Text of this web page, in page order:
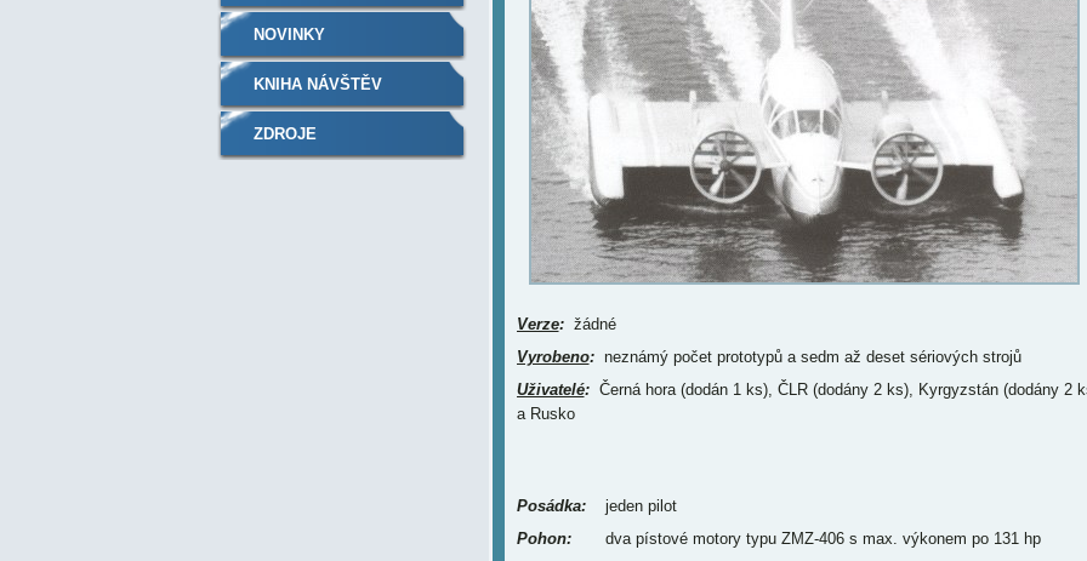
Verze:žádné
Vyrobeno:neznámý počet prototypů a sedm až deset sériových strojů
Uživatelé:Černá hora (dodán 1 ks), ČLR (dodány 2 ks), Kyrgyzstán (dodány 2
a Rusko
Posádka:jeden pilot
Pohon:dva pístové motory typu ZMZ-406 s max. výkonem po 131 hp
NOVINKY
KNIHA NÁVŠTĚV
ZDROJE